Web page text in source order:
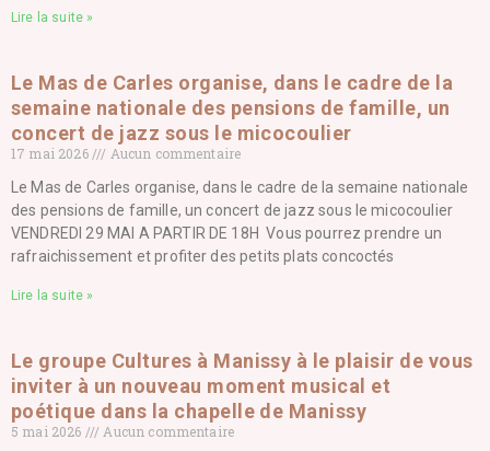
Lire la suite »
Le Mas de Carles organise, dans le cadre de la
semaine nationale des pensions de famille, un
concert de jazz sous le micocoulier
17 mai 2026
Aucun commentaire
Le Mas de Carles organise, dans le cadre de la semaine nationale
des pensions de famille, un concert de jazz sous le micocoulier
VENDREDI 29 MAI A PARTIR DE 18H Vous pourrez prendre un
rafraichissement et profiter des petits plats concoctés
Lire la suite »
Le groupe Cultures à Manissy à le plaisir de vous
inviter à un nouveau moment musical et
poétique dans la chapelle de Manissy
5 mai 2026
Aucun commentaire